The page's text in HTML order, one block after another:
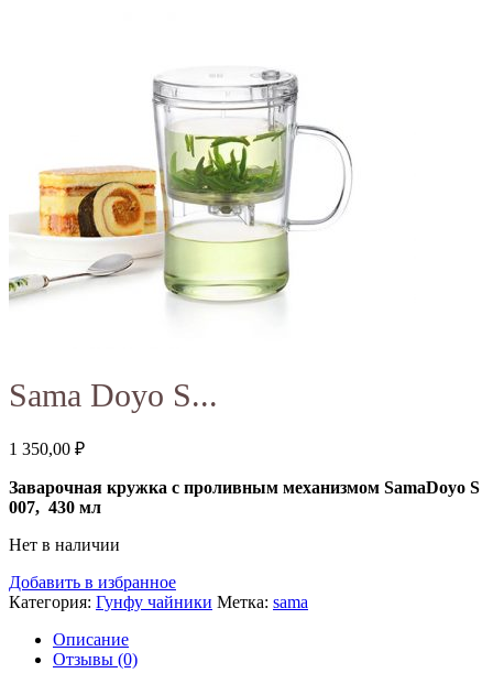
Sama Doyo S...
1 350,00 ₽
Заварочная кружка с проливным механизмом SamaDoyo S
007, 430 мл
Нет в наличии
Добавить в избранное
Категория: Гунфу чайники Метка: sama
Описание
Отзывы (0)